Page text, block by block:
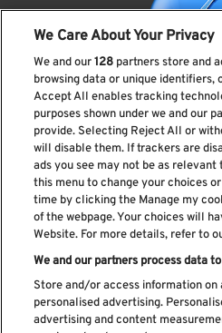
Subscreve a
Li e aceito os Política
Livro de
We Care About Your Privacy
We and our128 partners store and
browsing data or unique identifiers,
Accept All enables tracking
purposes shown under we and our
provide. Selecting Reject All or
will disable them. If trackers are
ads you see may not be as relevant
this menu to change your choices
time by clicking the Manage my
of the webpage. Your choices will
Website. For more details, refer to
We and our partners process data
Store and/or access information
personalised advertising.
advertising and content